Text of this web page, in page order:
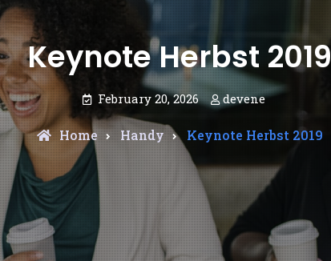
Keynote Herbst 2019
February 20, 2026 devene
Home Handy Keynote Herbst 2019